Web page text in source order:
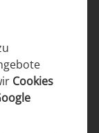
Cookies